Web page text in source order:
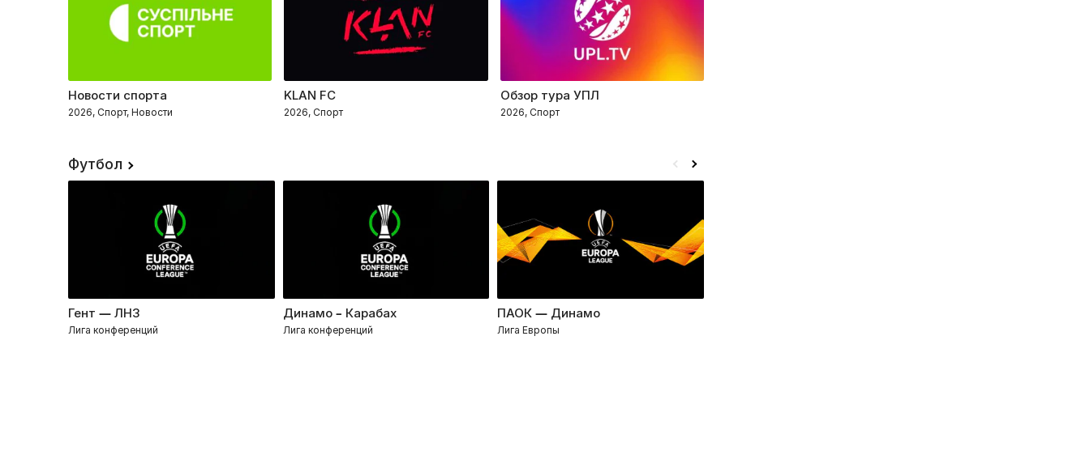
Новости спорта
2026, Спорт, Новости
KLAN FC
2026, Спорт
Обзор тура УПЛ
2026, Спорт
Футбол
Гент — ЛНЗ
Лига конференций
Динамо – Карабах
Лига конференций
ПАОК — Динамо
Лига Европы